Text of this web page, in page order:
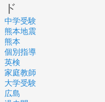
ド
中学受験
熊本地震
熊本
個別指導
英検
家庭教師
大学受験
広島